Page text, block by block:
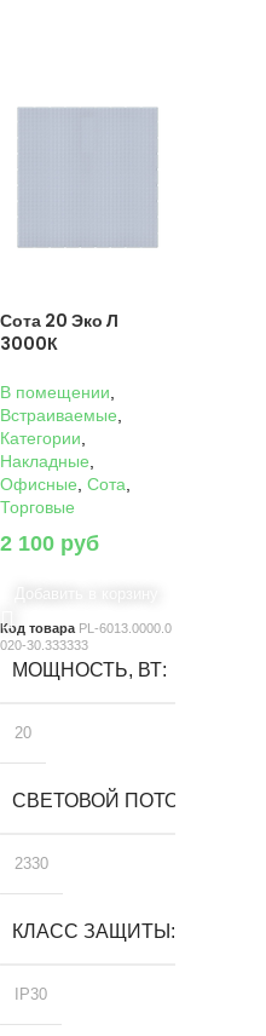
Сота 20 Эко Л
3000К
В помещении
Встраиваемые
Категории
Накладные
Офисные ,Сота
Торговые
2 100 руб
Код товара PL-6013.0000.0
020-30.333333
МОЩНОСТЬ, ВТ
20
СВЕТОВОЙ ПОТОК, ЛМ
2330
КЛАСС ЗАЩИТЫ
IP30